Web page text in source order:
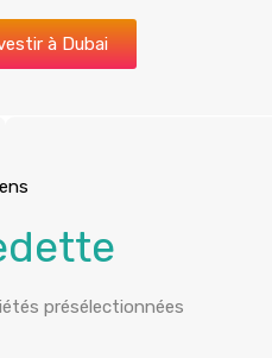
à Dubai
présélectionnées